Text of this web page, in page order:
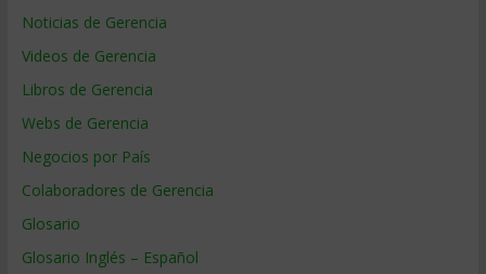
Noticias de Gerencia
Videos de Gerencia
Libros de Gerencia
Webs de Gerencia
Negocios por País
Colaboradores de Gerencia
Glosario
Glosario Inglés – Español